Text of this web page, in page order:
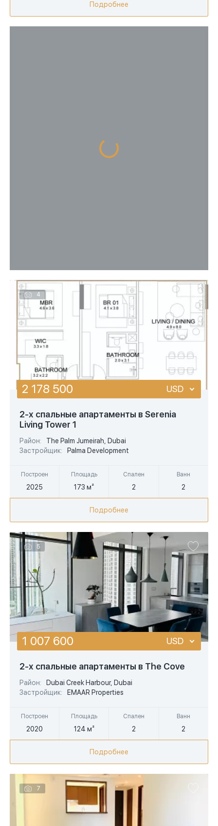
Подробнее
4
2-х спальные апартаменты в Serenia
Living Tower 1
Район:
The Palm Jumeirah, Dubai
Застройщик:
Palma Development
Построен
2025
Площадь
173 м²
Спален
2
Ванн
2
2 178 500 USD
USD
Подробнее
5
2-х спальные апартаменты в The Cove
Район:
Dubai Creek Harbour, Dubai
Застройщик:
EMAAR Properties
Построен
2020
Площадь
124 м²
Спален
2
Ванн
2
1 007 600 USD
Подробнее
7